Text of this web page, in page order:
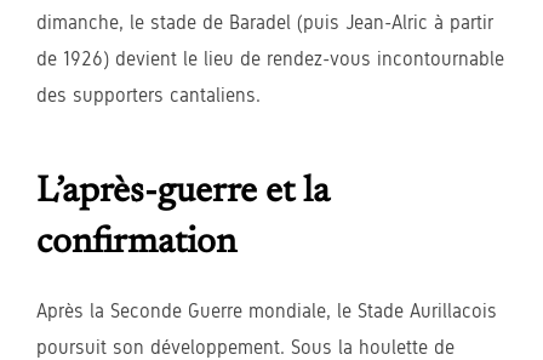
dimanche, le stade de Baradel (puis Jean-Alric à partir
de 1926) devient le lieu de rendez-vous incontournable
des supporters cantaliens.
L’après-guerre et la
confirmation
Après la Seconde Guerre mondiale, le Stade Aurillacois
poursuit son développement. Sous la houlette de